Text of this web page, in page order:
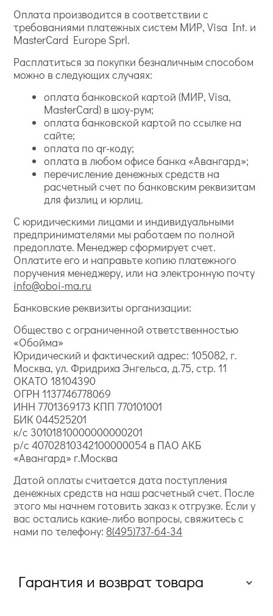
Оплата производится в соответствии с
требованиями платежных систем МИР, Visa Int. и
MasterCard Europe Sprl.
Расплатиться за покупки безналичным способом
можно в следующих случаях:
оплата банковской картой (МИР, Visa,
MasterCard) в шоу-рум;
оплата банковской картой по ссылке на
сайте;
оплата по qr-коду;
оплата в любом офисе банка «Авангард»;
перечисление денежных средств на
расчетный счет по банковским реквизитам
для физлиц и юрлиц.
С юридическими лицами и индивидуальными
предпринимателями мы работаем по полной
предоплате. Менеджер сформирует счет.
Оплатите его и направьте копию платежного
поручения менеджеру, или на электронную почту
info@oboi-ma.ru
Банковские реквизиты организации:
Общество с ограниченной ответственностью
«Обойма»
Юридический и фактический адрес: 105082, г.
Москва, ул. Фридриха Энгельса, д.75, стр. 11
ОКАТО 18104390
ОГРН 1137746778069
ИНН 7701369173 КПП 770101001
БИК 044525201
к/с 30101810000000000201
р/с 40702810342100000054 в ПАО АКБ
«Авангард» г.Москва
Датой оплаты считается дата поступления
денежных средств на наш расчетный счет. После
этого мы начнем готовить заказ к отгрузке. Если у
вас остались какие-либо вопросы, свяжитесь с
нами по телефону: 8(495)737-64-34
Гарантия и возврат товара